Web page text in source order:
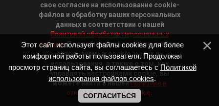
свое согласие на использование cookie-
файлов и обработку ваших персональных
данных в соответствии с нашей
Политикой обработки персональных
данных.Подробную информацию о типах
используемых cookie, целях их
использования, а также о том, как
управлять настройками cookie, вы
можете найти в нашейПолитике в
отношении файлов cookie
Этот сайт использует файлы cookies для более
комфортной работы пользователя. Продолжая
просмотр страниц сайта, вы соглашаетесь сПолитикой
использования файлов cookies.
СОГЛАСИТЬСЯ